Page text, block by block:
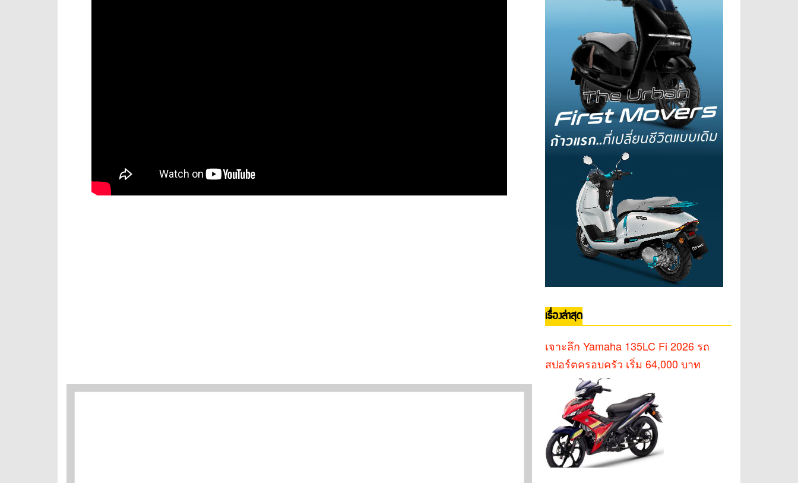
เรื่องล่าสุด
เจาะลึก Yamaha 135LC Fi 2026 รถ
สปอร์ตครอบครัว เริ่ม 64,000 บาท